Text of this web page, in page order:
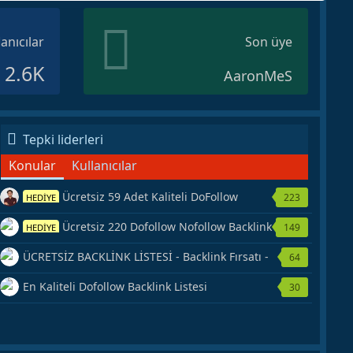
2.6K
Son üye
AaronMeS
Tepki liderleri
Konular
Kullanıcılar
HEDİYE Ücretsiz 59 Adet Kaliteli DoFollow
Backlink Kaynağı Veriyorum.
223
HEDİYE Ücretsiz 220 Dofollow Nofollow Backlink
Veriyorum
149
ÜCRETSİZ BACKLİNK LİSTESİ - Backlink Fırsatı -
Hemen Yetiş!
64
En Kaliteli Dofollow Backlink Listesi 30